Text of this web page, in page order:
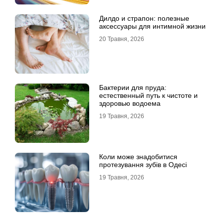
Дилдо и страпон: полезные
аксессуары для интимной жизни
20 Травня, 2026
Бактерии для пруда:
естественный путь к чистоте и
здоровью водоема
19 Травня, 2026
Коли може знадобитися
протезування зубів в Одесі
19 Травня, 2026